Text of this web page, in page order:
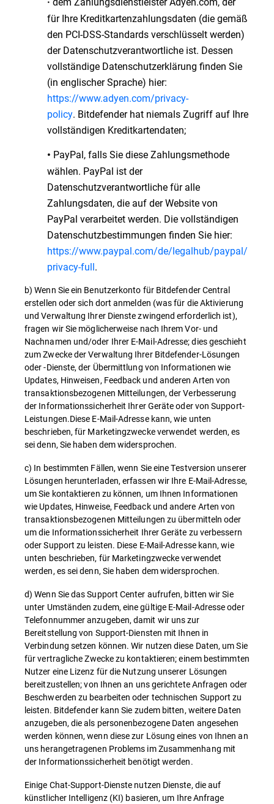
für Ihre Kreditkartenzahlungsdaten (die gemäß
den PCI-DSS-Standards verschlüsselt werden)
der Datenschutzverantwortliche ist. Dessen
vollständige Datenschutzerklärung finden Sie
(in englischer Sprache) hier:
https://www.adyen.com/privacy-
policy. Bitdefender hat niemals Zugriff auf Ihre
vollständigen Kreditkartendaten;
• PayPal, falls Sie diese Zahlungsmethode
wählen. PayPal ist der
Datenschutzverantwortliche für alle
Zahlungsdaten, die auf der Website von
PayPal verarbeitet werden. Die vollständigen
Datenschutzbestimmungen finden Sie hier:
https://www.paypal.com/de/legalhub/paypal/
privacy-full.
b) Wenn Sie ein Benutzerkonto für Bitdefender Central
erstellen oder sich dort anmelden (was für die Aktivierung
und Verwaltung Ihrer Dienste zwingend erforderlich ist),
fragen wir Sie möglicherweise nach Ihrem Vor- und
Nachnamen und/oder Ihrer E-Mail-Adresse; dies geschieht
zum Zwecke der Verwaltung Ihrer Bitdefender-Lösungen
oder -Dienste, der Übermittlung von Informationen wie
Updates, Hinweisen, Feedback und anderen Arten von
transaktionsbezogenen Mitteilungen, der Verbesserung
der Informationssicherheit Ihrer Geräte oder von Support-
Leistungen.Diese E-Mail-Adresse kann, wie unten
beschrieben, für Marketingzwecke verwendet werden, es
sei denn, Sie haben dem widersprochen.
c) In bestimmten Fällen, wenn Sie eine Testversion unserer
Lösungen herunterladen, erfassen wir Ihre E-Mail-Adresse,
um Sie kontaktieren zu können, um Ihnen Informationen
wie Updates, Hinweise, Feedback und andere Arten von
transaktionsbezogenen Mitteilungen zu übermitteln oder
um die Informationssicherheit Ihrer Geräte zu verbessern
oder Support zu leisten. Diese E-Mail-Adresse kann, wie
unten beschrieben, für Marketingzwecke verwendet
werden, es sei denn, Sie haben dem widersprochen.
d) Wenn Sie das Support Center aufrufen, bitten wir Sie
unter Umständen zudem, eine gültige E-Mail-Adresse oder
Telefonnummer anzugeben, damit wir uns zur
Bereitstellung von Support-Diensten mit Ihnen in
Verbindung setzen können. Wir nutzen diese Daten, um Sie
für vertragliche Zwecke zu kontaktieren; einem bestimmten
Nutzer eine Lizenz für die Nutzung unserer Lösungen
bereitzustellen; von Ihnen an uns gerichtete Anfragen oder
Beschwerden zu bearbeiten oder technischen Support zu
leisten. Bitdefender kann Sie zudem bitten, weitere Daten
anzugeben, die als personenbezogene Daten angesehen
werden können, wenn diese zur Lösung eines von Ihnen an
uns herangetragenen Problems im Zusammenhang mit
der Informationssicherheit benötigt werden.
Einige Chat-Support-Dienste nutzen Dienste, die auf
künstlicher Intelligenz (KI) basieren, um Ihre Anfrage